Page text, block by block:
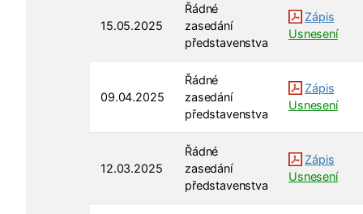
15.05.2025
Řádné
zasedání
představenstva
Zápis
Usnesení
09.04.2025
Řádné
zasedání
představenstva
Zápis
Usnesení
12.03.2025
Řádné
zasedání
představenstva
Zápis
Usnesení